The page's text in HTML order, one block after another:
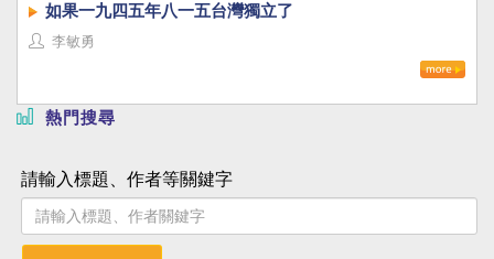
如果一九四五年八一五台灣獨立了
李敏勇
熱門搜尋
請輸入標題、作者等關鍵字